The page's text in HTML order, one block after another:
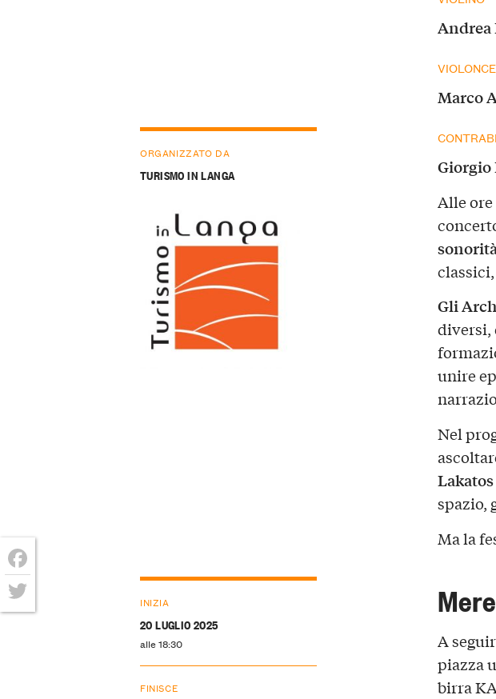
Marco
Giorgio
Alle ore
Gli
diversi,
unire
Nel
Lakatos
spazio,
Ma la
A
piazza
birra
ORGANIZZATO DA
TURISMO IN LANGA
INIZIA
20 LUGLIO 2025
alle 18:30
FINISCE
Facebook
Twitter